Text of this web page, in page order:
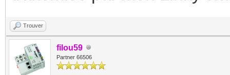
Trouver
filou59
Partner 66506